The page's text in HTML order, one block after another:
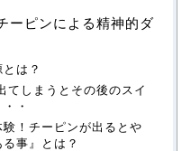
ーピンによる精神的ダ
は？
てしまうとその後のスイ
・
！チーピンが出るとや
事』とは？